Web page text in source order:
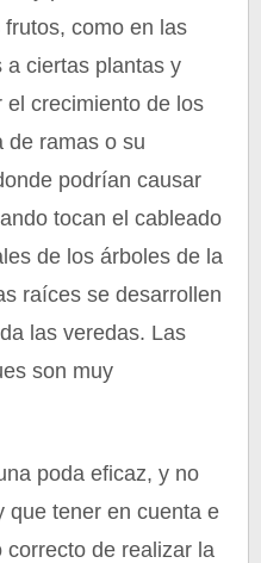
como en las
a ciertas plantas y
crecimiento de los
de ramas o su
podrían causar
tocan el cableado
de los árboles de la
raíces se desarrollen
las veredas. Las
son muy
poda eficaz, y no
que tener en cuenta e
correcto de realizar la